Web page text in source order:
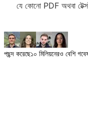
যে কোনো PDF অথবা
পছন্দ করেছে১০ মিলিয়নেরও বেশি